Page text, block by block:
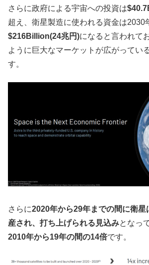
さらに政府による宇宙への投資は
超え、衛星製造に使われる資金は2030
$216Billion(24兆円)になると言われて
ように巨大なマーケットが広がってい
す。
さらに2020年から29年までの間に衛星
産され、打ち上げられる見込みとなっ
2010年から19年の間の14倍です。